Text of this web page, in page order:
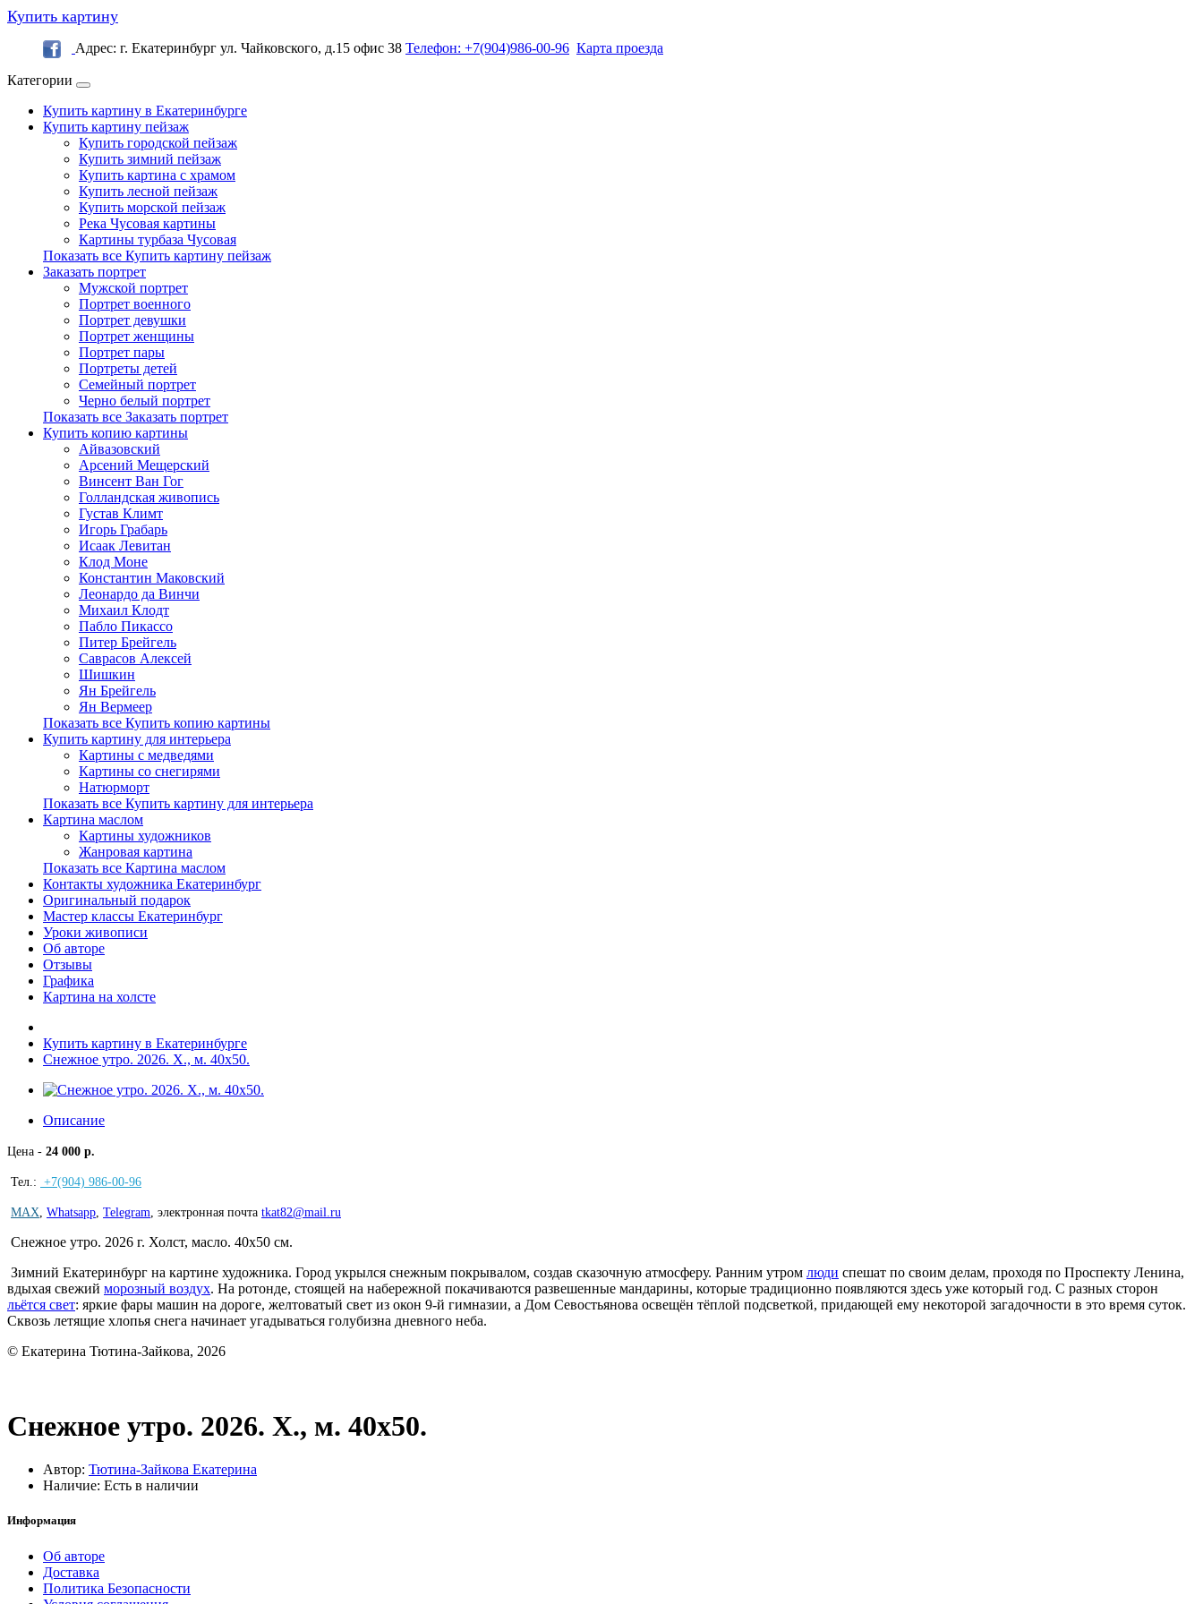
Купить картину
Адрес: г. Екатеринбург ул. Чайковского, д.15 офис 38 Телефон: +7(904)986-00-96 Карта проезда
Категории
Купить картину в Екатеринбурге
Купить картину пейзаж
Купить городской пейзаж
Купить зимний пейзаж
Купить картина с храмом
Купить лесной пейзаж
Купить морской пейзаж
Река Чусовая картины
Картины турбаза Чусовая
Показать все Купить картину пейзаж
Заказать портрет
Мужской портрет
Портрет военного
Портрет девушки
Портрет женщины
Портрет пары
Портреты детей
Семейный портрет
Черно белый портрет
Показать все Заказать портрет
Купить копию картины
Айвазовский
Арсений Мещерский
Винсент Ван Гог
Голландская живопись
Густав Климт
Игорь Грабарь
Исаак Левитан
Клод Моне
Константин Маковский
Леонардо да Винчи
Михаил Клодт
Пабло Пикассо
Питер Брейгель
Саврасов Алексей
Шишкин
Ян Брейгель
Ян Вермеер
Показать все Купить копию картины
Купить картину для интерьера
Картины с медведями
Картины со снегирями
Натюрморт
Показать все Купить картину для интерьера
Картина маслом
Картины художников
Жанровая картина
Показать все Картина маслом
Контакты художника Екатеринбург
Оригинальный подарок
Мастер классы Екатеринбург
Уроки живописи
Об авторе
Отзывы
Графика
Картина на холсте
Купить картину в Екатеринбурге
Снежное утро. 2026. Х., м. 40х50.
Описание
Цена - 24 000 р.
Тел.: +7(904) 986-00-96
MAX, Whatsapp, Telegram, электронная почта tkat82@mail.ru
Снежное утро. 2026 г. Холст, масло. 40х50 см.
Зимний Екатеринбург на картине художника. Город укрылся снежным покрывалом, создав сказочную атмосферу. Ранним утром люди спешат по своим делам, проходя по Проспекту Ленина,
вдыхая свежий морозный воздух. На ротонде, стоящей на набережной покачиваются развешенные мандарины, которые традиционно появляются здесь уже который год. С разных сторон
льётся свет: яркие фары машин на дороге, желтоватый свет из окон 9-й гимназии, а Дом Севостьянова освещён тёплой подсветкой, придающей ему некоторой загадочности в это время суток.
Сквозь летящие хлопья снега начинает угадываться голубизна дневного неба.
© Екатерина Тютина-Зайкова, 2026
Снежное утро. 2026. Х., м. 40х50.
Автор: Тютина-Зайкова Екатерина
Наличие: Есть в наличии
Информация
Об авторе
Доставка
Политика Безопасности